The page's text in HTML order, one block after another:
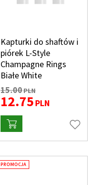
Kapturki do shaftów i
piórek L-Style
Champagne Rings
Białe White
15.00PLN
12.75PLN
PROMOCJA